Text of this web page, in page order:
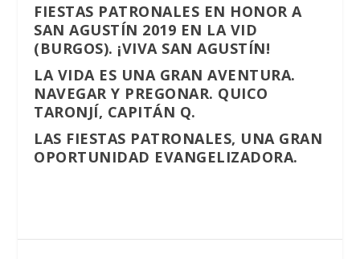
FIESTAS PATRONALES EN HONOR A
SAN AGUSTÍN 2019 EN LA VID
(BURGOS). ¡VIVA SAN AGUSTÍN!
LA VIDA ES UNA GRAN AVENTURA.
NAVEGAR Y PREGONAR. QUICO
TARONJÍ, CAPITÁN Q.
LAS FIESTAS PATRONALES, UNA GRAN
OPORTUNIDAD EVANGELIZADORA.